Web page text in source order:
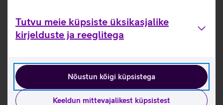
Tutvu meie küpsiste üksikasjalike
kirjelduste ja reeglitega
Nõustun kõigi küpsistega
Keeldun mittevajalikest küpsistest